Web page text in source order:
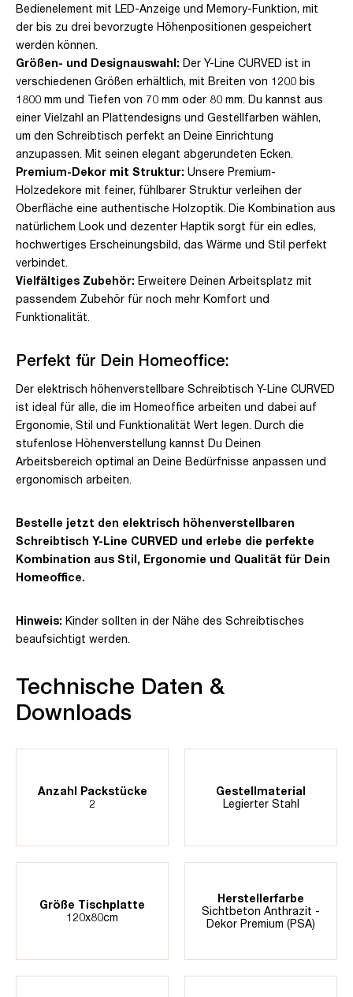
Bedienelement mit LED-Anzeige und Memory-Funktion, mit
der bis zu drei bevorzugte Höhenpositionen gespeichert
werden können.
Größen- und Designauswahl: Der Y-Line CURVED ist in
verschiedenen Größen erhältlich, mit Breiten von 1200 bis
1800 mm und Tiefen von 70 mm oder 80 mm. Du kannst aus
einer Vielzahl an Plattendesigns und Gestellfarben wählen,
um den Schreibtisch perfekt an Deine Einrichtung
anzupassen. Mit seinen elegant abgerundeten Ecken.
Premium-Dekor mit Struktur: Unsere Premium-
Holzedekore mit feiner, fühlbarer Struktur verleihen der
Oberfläche eine authentische Holzoptik. Die Kombination aus
natürlichem Look und dezenter Haptik sorgt für ein edles,
hochwertiges Erscheinungsbild, das Wärme und Stil perfekt
verbindet.
Vielfältiges Zubehör: Erweitere Deinen Arbeitsplatz mit
passendem Zubehör für noch mehr Komfort und
Funktionalität.
Perfekt für Dein Homeoffice:
Der elektrisch höhenverstellbare Schreibtisch Y-Line CURVED
ist ideal für alle, die im Homeoffice arbeiten und dabei auf
Ergonomie, Stil und Funktionalität Wert legen. Durch die
stufenlose Höhenverstellung kannst Du Deinen
Arbeitsbereich optimal an Deine Bedürfnisse anpassen und
ergonomisch arbeiten.
Bestelle jetzt den elektrisch höhenverstellbaren
Schreibtisch Y-Line CURVED und erlebe die perfekte
Kombination aus Stil, Ergonomie und Qualität für Dein
Homeoffice.
Hinweis: Kinder sollten in der Nähe des Schreibtisches
beaufsichtigt werden.
Technische Daten &
Downloads
Anzahl Packstücke
2
Gestellmaterial
Legierter Stahl
Größe Tischplatte
120x80cm
Herstellerfarbe
Sichtbeton Anthrazit -
Dekor Premium (PSA)